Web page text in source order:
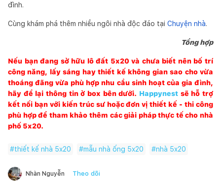
đình.
Cùng khám phá thêm nhiều ngôi nhà độc đáo tại Chuyện nhà.
Tổng hợp
Nếu bạn đang sở hữu lô đất 5x20 và chưa biết nên bố trí
công năng, lấy sáng hay thiết kế không gian sao cho vừa
thoáng đãng vừa phù hợp nhu cầu sinh hoạt của gia đình,
hãy để lại thông tin ở box bên dưới. Happynest sẽ hỗ trợ
kết nối bạn với kiến trúc sư hoặc đơn vị thiết kế - thi công
phù hợp để tham khảo thêm các giải pháp thực tế cho nhà
phố 5x20.
#thiết kế nhà 5x20 #mẫu nhà ống 5x20 #nhà 5x20
Nhàn Nguyễn Theo dõi